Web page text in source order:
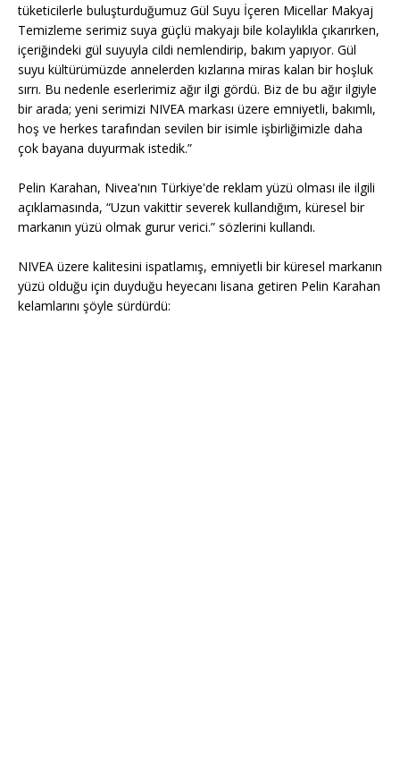
tüketicilerle buluşturduğumuz Gül Suyu İçeren Micellar Makyaj
Temizleme serimiz suya güçlü makyajı bile kolaylıkla çıkarırken,
içeriğindeki gül suyuyla cildi nemlendirip, bakım yapıyor. Gül
suyu kültürümüzde annelerden kızlarına miras kalan bir hoşluk
sırrı. Bu nedenle eserlerimiz ağır ilgi gördü. Biz de bu ağır ilgiyle
bir arada; yeni serimizi NIVEA markası üzere emniyetli, bakımlı,
hoş ve herkes tarafından sevilen bir isimle işbirliğimizle daha
çok bayana duyurmak istedik.”
Pelin Karahan, Nivea'nın Türkiye'de reklam yüzü olması ile ilgili
açıklamasında, “Uzun vakittir severek kullandığım, küresel bir
markanın yüzü olmak gurur verici.” sözlerini kullandı.
NIVEA üzere kalitesini ispatlamış, emniyetli bir küresel markanın
yüzü olduğu için duyduğu heyecanı lisana getiren Pelin Karahan
kelamlarını şöyle sürdürdü: